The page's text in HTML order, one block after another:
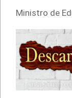
Ministro de